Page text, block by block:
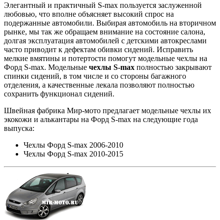
Элегантный и практичный S-max пользуется заслуженной
любовью, что вполне объясняет высокий спрос на
подержанные автомобили. Выбирая автомобиль на вторичном
рынке, мы так же обращаем внимание на состояние салона,
долгая эксплуатация автомобилей с детскими автокреслами
часто приводит к дефектам обивки сидений. Исправить
мелкие вмятины и потертости помогут модельные чехлы на
Форд S-max. Модельные чехлы S-max полностью закрывают
спинки сидений, в том числе и со стороны багажного
отделения, а качественные лекала позволяют полностью
сохранить функционал сидений.
Швейная фабрика Мир-мото предлагает модельные чехлы их
экокожи и алькантары на Форд S-max на следующие года
выпуска:
Чехлы Форд S-max 2006-2010
Чехлы Форд S-max 2010-2015